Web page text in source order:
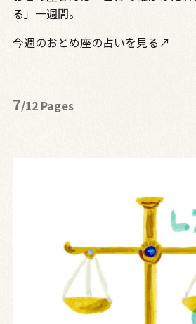
る」一週間。
今週のおとめ座の占いを見る↗
7/12 Pages